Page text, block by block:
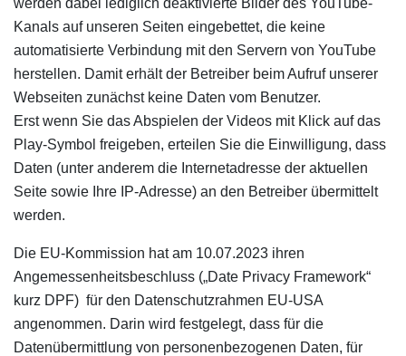
werden dabei lediglich deaktivierte Bilder des YouTube-
Kanals auf unseren Seiten eingebettet, die keine
automatisierte Verbindung mit den Servern von YouTube
herstellen. Damit erhält der Betreiber beim Aufruf unserer
Webseiten zunächst keine Daten vom Benutzer.
Erst wenn Sie das Abspielen der Videos mit Klick auf das
Play-Symbol freigeben, erteilen Sie die Einwilligung, dass
Daten (unter anderem die Internetadresse der aktuellen
Seite sowie Ihre IP-Adresse) an den Betreiber übermittelt
werden.
Die EU-Kommission hat am 10.07.2023 ihren
Angemessenheitsbeschluss („Date Privacy Framework“
kurz DPF) für den Datenschutzrahmen EU-USA
angenommen. Darin wird festgelegt, dass für die
Datenübermittlung von personenbezogenen Daten, für